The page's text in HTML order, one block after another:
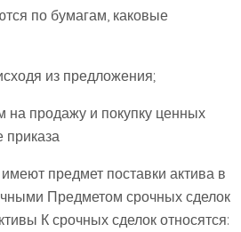
по бумагам, каковые
из предложения;
на продажу и покупку ценных
предмет поставки актива в
Предметом срочных сделок
К срочных сделок относятся: